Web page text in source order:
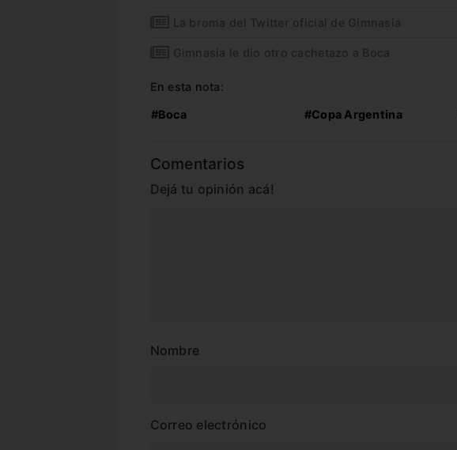
La broma del Twitter oficial de Gimnasia
Gimnasia le dio otro cachetazo a Boca
En esta nota:
#Boca #Copa Argentina
Comentarios
Dejá tu opinión acá!
Nombre
Correo electrónico